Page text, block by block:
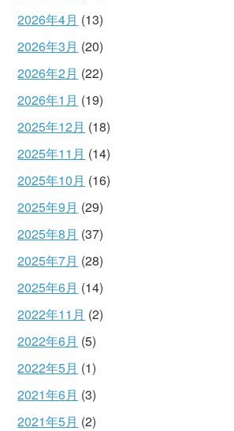
2026年4月 (13)
2026年3月 (20)
2026年2月 (22)
2026年1月 (19)
2025年12月 (18)
2025年11月 (14)
2025年10月 (16)
2025年9月 (29)
2025年8月 (37)
2025年7月 (28)
2025年6月 (14)
2022年11月 (2)
2022年6月 (5)
2022年5月 (1)
2021年6月 (3)
2021年5月 (2)